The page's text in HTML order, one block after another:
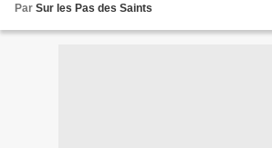
Par Sur les Pas des Saints